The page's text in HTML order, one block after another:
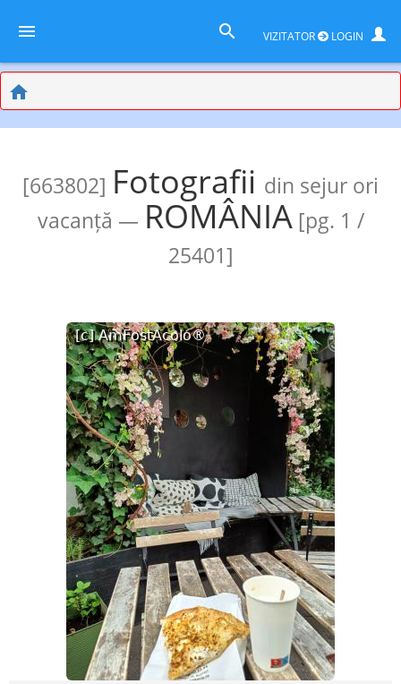
VIZITATOR LOGIN
[663802] Fotografii din sejur ori
vacanță — ROMÂNIA[pg. 1 /
25401]